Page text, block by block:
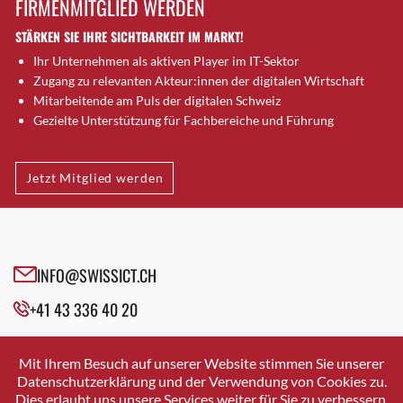
Brütten
Bubendorf
Bubikon
Buchs (SG)
Burgdorf
Bülach
Cazis
Cham
Davos Platz
Davos Platz 1
Dietikon
Dietlikon
FIRMENMITGLIED WERDEN
STÄRKEN SIE IHRE SICHTBARKEIT IM MARKT!
Ihr Unternehmen als aktiven Player im IT-Sektor
Zugang zu relevanten Akteur:innen der digitalen Wirtschaft
Mitarbeitende am Puls der digitalen Schweiz
Gezielte Unterstützung für Fachbereiche und Führung
Jetzt Mitglied werden
INFO@SWISSICT.CH
+41 43 336 40 20
SWISSICT
VULKANSTRASSE 120
8048 ZURICH
Mit Ihrem Besuch auf unserer Website stimmen Sie unserer
Datenschutzerklärung und der Verwendung von Cookies zu.
Dies erlaubt uns unsere Services weiter für Sie zu verbessern.